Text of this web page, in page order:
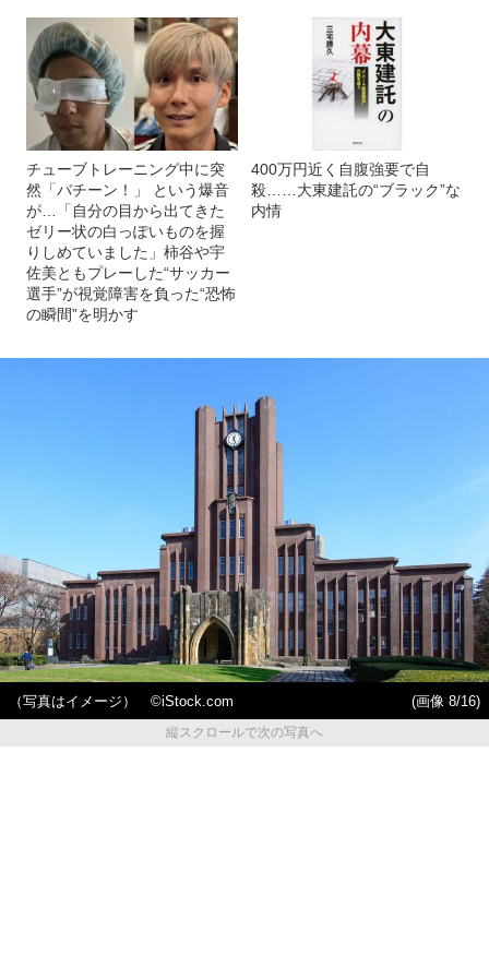
チューブトレーニング中に突
然「バチーン！」 という爆音
が…「自分の目から出てきた
ゼリー状の白っぽいものを握
りしめていました」柿谷や宇
佐美ともプレーした“サッカー
選手”が視覚障害を負った“恐怖
の瞬間”を明かす
400万円近く自腹強要で自
殺……大東建託の“ブラック”な
内情
（写真はイメージ） ©️iStock.com
(画像 8/16)
縦スクロールで次の写真へ